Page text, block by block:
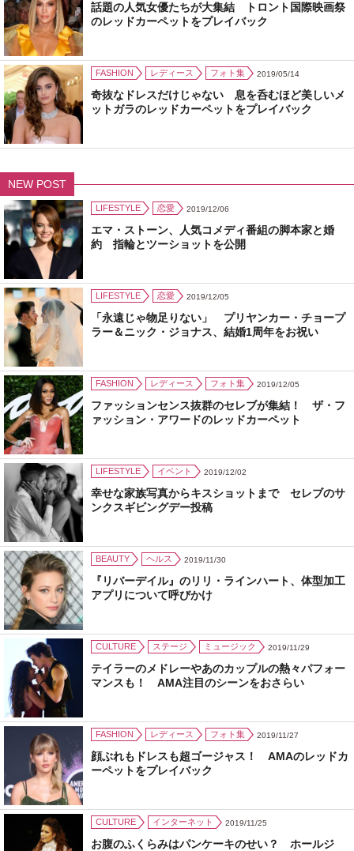
話題の人気女優たちが大集結 トロント国際映画祭
のレッドカーペットをプレイバック
FASHION レディース フォト集 2019/05/14
奇抜なドレスだけじゃない 息を呑むほど美しいメ
ットガラのレッドカーペットをプレイバック
NEW POST
LIFESTYLE 恋愛 2019/12/06
エマ・ストーン、人気コメディ番組の脚本家と婚
約 指輪とツーショットを公開
LIFESTYLE 恋愛 2019/12/05
「永遠じゃ物足りない」 プリヤンカー・チョープ
ラー＆ニック・ジョナス、結婚1周年をお祝い
FASHION レディース フォト集 2019/12/05
ファッションセンス抜群のセレブが集結！ ザ・フ
ァッション・アワードのレッドカーペット
LIFESTYLE イベント 2019/12/02
幸せな家族写真からキスショットまで セレブのサ
ンクスギビングデー投稿
BEAUTY ヘルス 2019/11/30
『リバーデイル』のリリ・ラインハート、体型加工
アプリについて呼びかけ
CULTURE ステージ ミュージック 2019/11/29
テイラーのメドレーやあのカップルの熱々パフォー
マンスも！ AMA注目のシーンをおさらい
FASHION レディース フォト集 2019/11/27
顔ぶれもドレスも超ゴージャス！ AMAのレッドカ
ーペットをプレイバック
CULTURE インターネット 2019/11/25
お腹のふくらみはパンケーキのせい？ ホールジ